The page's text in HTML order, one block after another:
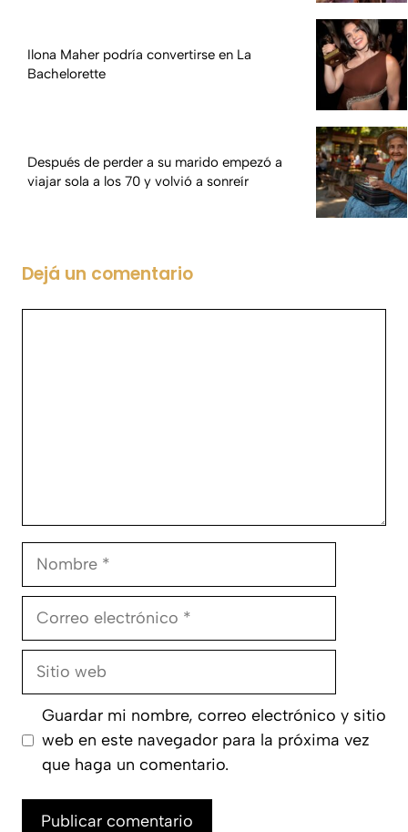
Ilona Maher podría convertirse en La
Bachelorette
Después de perder a su marido empezó a
viajar sola a los 70 y volvió a sonreír
Dejá un comentario
Nombre
Correo
Sitio
Guardar mi nombre, correo electrónico y sitio
web en este navegador para la próxima vez
que haga un comentario.